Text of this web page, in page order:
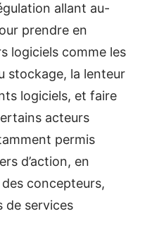
allant au-
prendre en
logiciels comme les
stockage, la lenteur
logiciels, et faire
acteurs
permis
d’action, en
concepteurs,
de services